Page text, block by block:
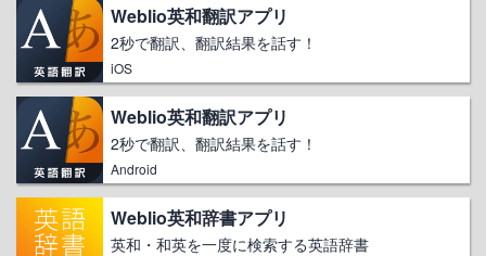
Weblio英和翻訳アプリ
2秒で翻訳、翻訳結果を話す！
iOS
Weblio英和翻訳アプリ
2秒で翻訳、翻訳結果を話す！
Android
Weblio英和辞書アプリ
英和・和英を一度に検索する英語辞書